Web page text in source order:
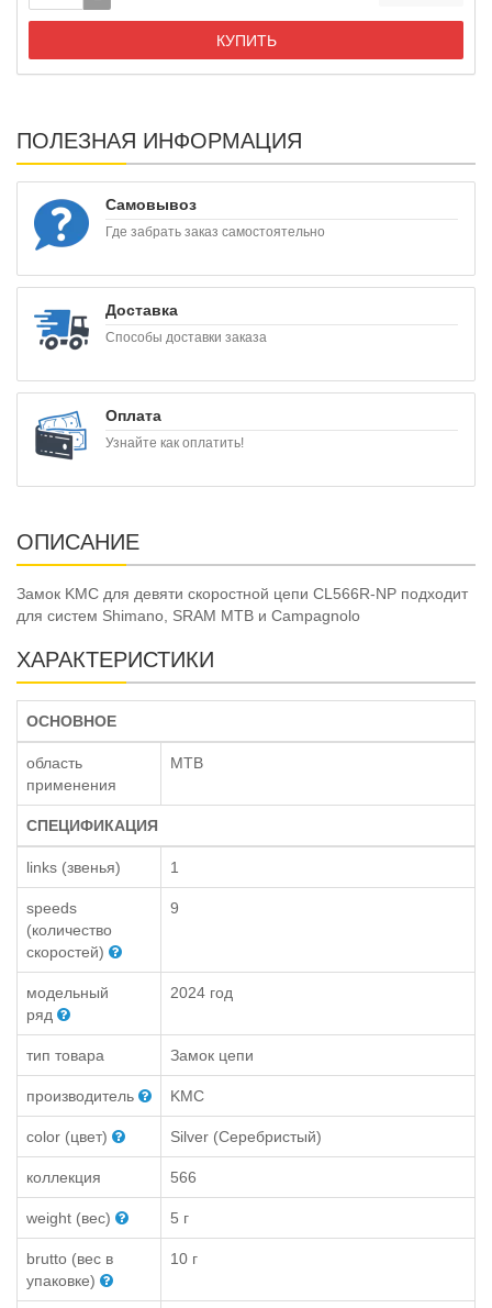
КУПИТЬ
ПОЛЕЗНАЯ ИНФОРМАЦИЯ
Самовывоз
Где забрать заказ самостоятельно
Доставка
Способы доставки заказа
Оплата
Узнайте как оплатить!
ОПИСАНИЕ
Замок KMC для девяти скоростной цепи CL566R-NP подходит
для систем Shimano, SRAM MTB и Campagnolo
ХАРАКТЕРИСТИКИ
ОСНОВНОЕ
область
применения
MTB
СПЕЦИФИКАЦИЯ
links (звенья) 1
speeds
(количество
скоростей)
9
модельный
ряд
2024 год
тип товара Замок цепи
производитель KMC
color (цвет) Silver (Серебристый)
коллекция 566
weight (вес) 5 г
brutto (вес в
упаковке)
10 г